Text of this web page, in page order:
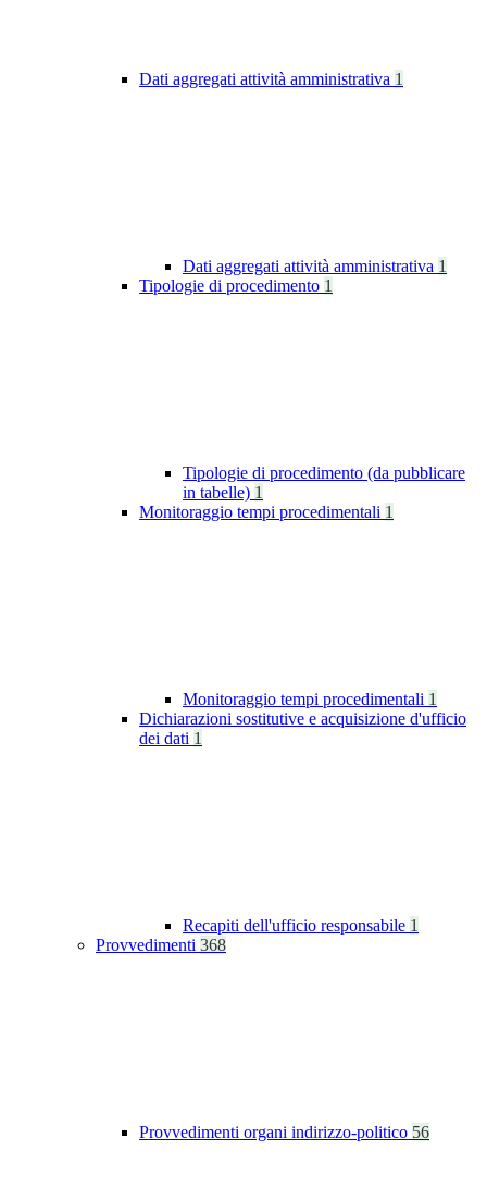
Dati aggregati attività amministrativa 1
Dati aggregati attività amministrativa 1
Tipologie di procedimento 1
Tipologie di procedimento (da pubblicare
in tabelle) 1
Monitoraggio tempi procedimentali 1
Monitoraggio tempi procedimentali 1
Dichiarazioni sostitutive e acquisizione d'ufficio
dei dati 1
Recapiti dell'ufficio responsabile 1
Provvedimenti 368
Provvedimenti organi indirizzo-politico 56